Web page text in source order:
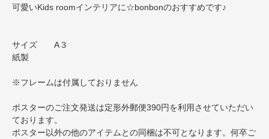
可愛いKids roomインテリアに☆bonbonのおすすめです♪
サイズ A３
紙製
※フレームは付属しておりません
ポスターのご注文発送は定形外郵便390円を利用させていただい
ております。
ポスター以外の他のアイテムとの同梱は不可となります。何卒ご